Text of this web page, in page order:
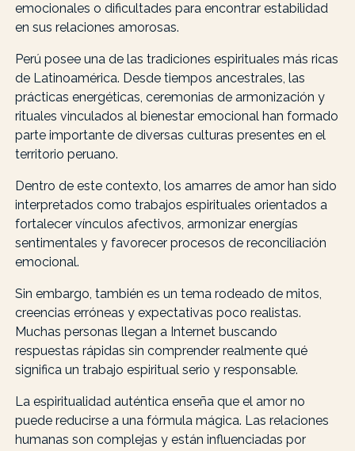
emocionales o dificultades para encontrar estabilidad
en sus relaciones amorosas.
Perú posee una de las tradiciones espirituales más ricas
de Latinoamérica. Desde tiempos ancestrales, las
prácticas energéticas, ceremonias de armonización y
rituales vinculados al bienestar emocional han formado
parte importante de diversas culturas presentes en el
territorio peruano.
Dentro de este contexto, los amarres de amor han sido
interpretados como trabajos espirituales orientados a
fortalecer vínculos afectivos, armonizar energías
sentimentales y favorecer procesos de reconciliación
emocional.
Sin embargo, también es un tema rodeado de mitos,
creencias erróneas y expectativas poco realistas.
Muchas personas llegan a Internet buscando
respuestas rápidas sin comprender realmente qué
significa un trabajo espiritual serio y responsable.
La espiritualidad auténtica enseña que el amor no
puede reducirse a una fórmula mágica. Las relaciones
humanas son complejas y están influenciadas por